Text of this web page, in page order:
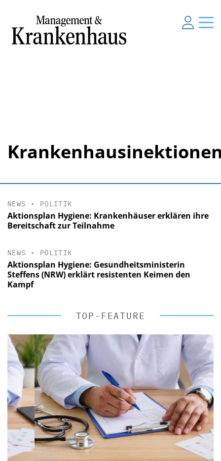
NEWS • POLITIK
Aktionsplan Hygiene: Krankenhäuser erklären ihre
Bereitschaft zur Teilnahme
NEWS • POLITIK
Aktionsplan Hygiene: Gesundheitsministerin
Steffens (NRW) erklärt resistenten Keimen den
Kampf
TOP-FEATURE